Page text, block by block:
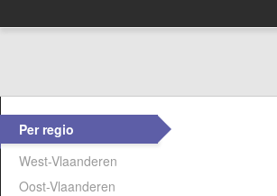
Per regio
West-Vlaanderen
Oost-Vlaanderen